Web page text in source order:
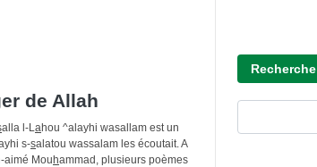
de Allah
alla l-L ahou ^alayhi wasallam est un
s-salatou wassalam les écoutait. A
aimé Mouhammad, plusieurs poèmes
Recherche